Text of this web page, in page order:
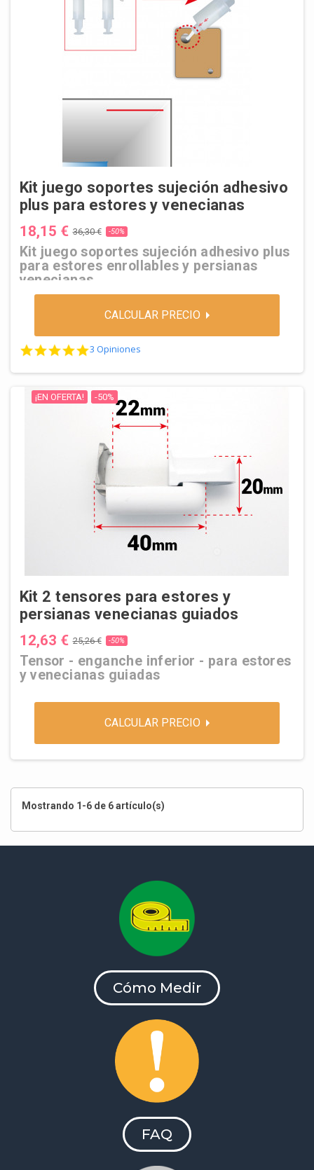
Kit juego soportes sujeción adhesivo
plus para estores y venecianas
18,15 € 36,30 € -50%
Kit juego soportes sujeción adhesivo plus
para estores enrollables y persianas
venecianas
CALCULAR PRECIO
5.0 star rating
3 Opiniones
¡EN OFERTA! -50%
Kit 2 tensores para estores y
persianas venecianas guiados
12,63 € 25,26 € -50%
Tensor - enganche inferior - para estores
y venecianas guiadas
CALCULAR PRECIO
Mostrando 1-6 de 6 artículo(s)
Cómo Medir
FAQ